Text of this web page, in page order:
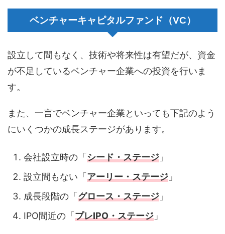
ベンチャーキャピタルファンド（VC）
設立して間もなく、技術や将来性は有望だが、資金
が不足しているベンチャー企業への投資を行いま
す。
また、一言でベンチャー企業といっても下記のよう
にいくつかの成長ステージがあります。
会社設立時の「シード・ステージ 」
設立間もない「アーリー・ステージ 」
成長段階の「グロース・ステージ 」
IPO間近の「プレIPO・ステージ 」